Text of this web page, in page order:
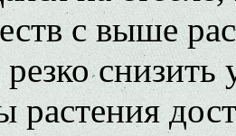
с выше
растения